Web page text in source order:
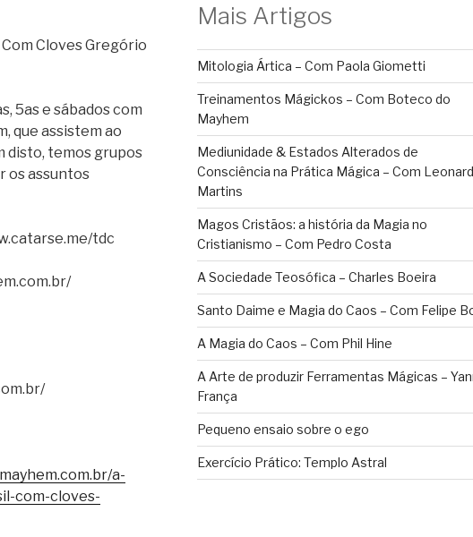
Cloves Gregório
5as e sábados com
que assistem ao
disto, temos grupos
os assuntos
tdc
a-
com-cloves-
Mais Artigos
Mitologia Ártica – Com Paola Giometti
Treinamentos Mágickos – Com Boteco do
Mayhem
Mediunidade & Estados Alterados de
Consciência na Prática Mágica – Com
Martins
Magos Cristãos: a história da Magia no
Cristianismo – Com Pedro Costa
A Sociedade Teosófica – Charles Boeira
Santo Daime e Magia do Caos – Com Felipe
A Magia do Caos – Com Phil Hine
A Arte de produzir Ferramentas Mágicas –
França
Pequeno ensaio sobre o ego
Exercício Prático: Templo Astral